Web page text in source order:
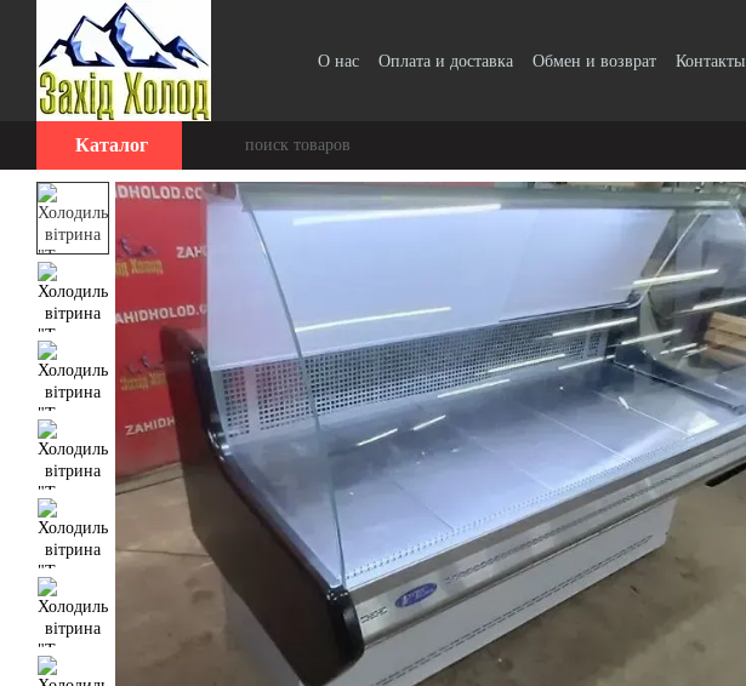
Перейти к основному контенту
О нас Оплата и доставка Обмен и возврат Контакты
Каталог